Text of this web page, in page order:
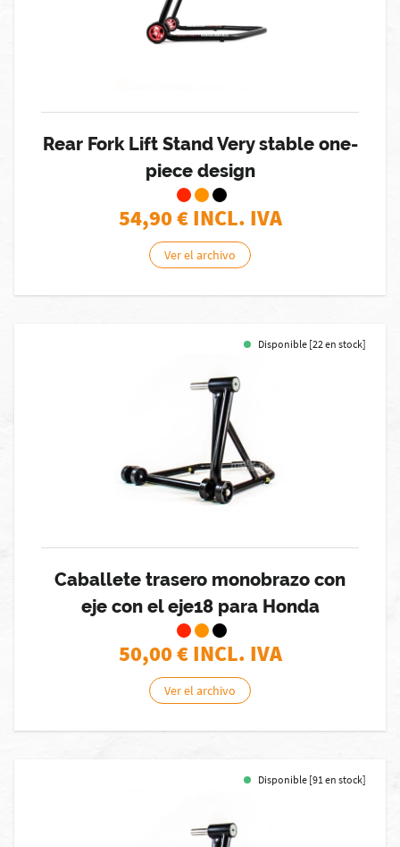
Rear Fork Lift Stand Very stable one-
piece design
54,90€ INCL. IVA
Ver el archivo
Disponible [22 en stock]
Caballete trasero monobrazo con
eje con el eje18 para Honda
50,00€ INCL. IVA
Ver el archivo
Disponible [91 en stock]